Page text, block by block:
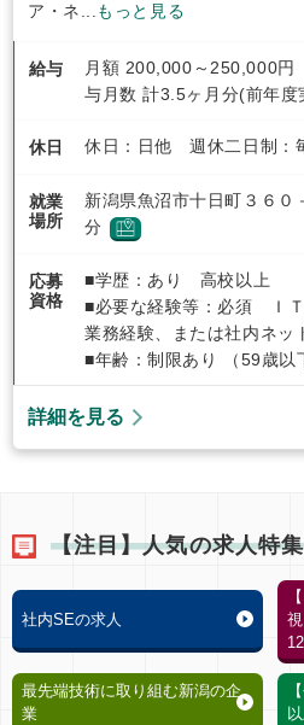
ア・ネ...もっと見る
給与
月額 200,000～250,000
与月数 計3.5ヶ月分(前年度
休日 休日：日他 週休二日制：
就業
場所
新潟県魚沼市十日町３６
分
応募
資格
■学歴：あり 高校以上
■必要な経験等：必須 Ｉ
業務経験、または社内ネッ
■年齢：制限あり （59歳以
詳細を見る
【注目】人気の求人特集
社内SEの求人
最先端技術に取り組む新潟の企
業